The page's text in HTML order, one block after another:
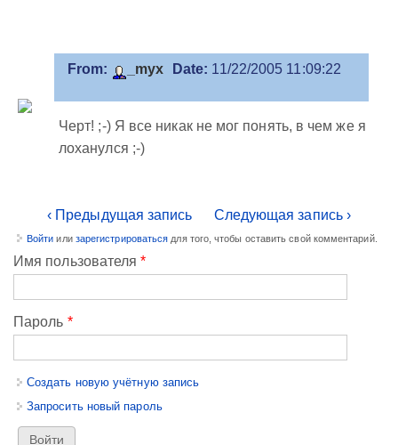
From: _myx Date: 11/22/2005 11:09:22
Черт! ;-) Я все никак не мог понять, в чем же я
лоханулся ;-)
‹ Предыдущая запись Следующая запись ›
Войти или зарегистрироваться для того, чтобы оставить свой комментарий.
Имя пользователя*
Пароль *
Создать новую учётную запись
Запросить новый пароль